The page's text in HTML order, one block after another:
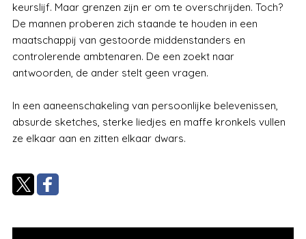
keurslijf. Maar grenzen zijn er om te overschrijden. Toch?
De mannen proberen zich staande te houden in een
maatschappij van gestoorde middenstanders en
controlerende ambtenaren. De een zoekt naar
antwoorden, de ander stelt geen vragen.
In een aaneenschakeling van persoonlijke belevenissen,
absurde sketches, sterke liedjes en maffe kronkels vullen
ze elkaar aan en zitten elkaar dwars.